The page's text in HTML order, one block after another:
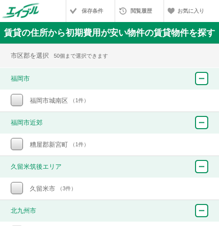
保存条件 閲覧履歴 お気に入り
賃貸の住所から初期費用が安い物件の賃貸物件を探す
市区郡を選択 50個まで選択できます
福岡市
福岡市城南区 （1件）
福岡市近郊
糟屋郡新宮町 （1件）
久留米筑後エリア
久留米市 （3件）
北九州市